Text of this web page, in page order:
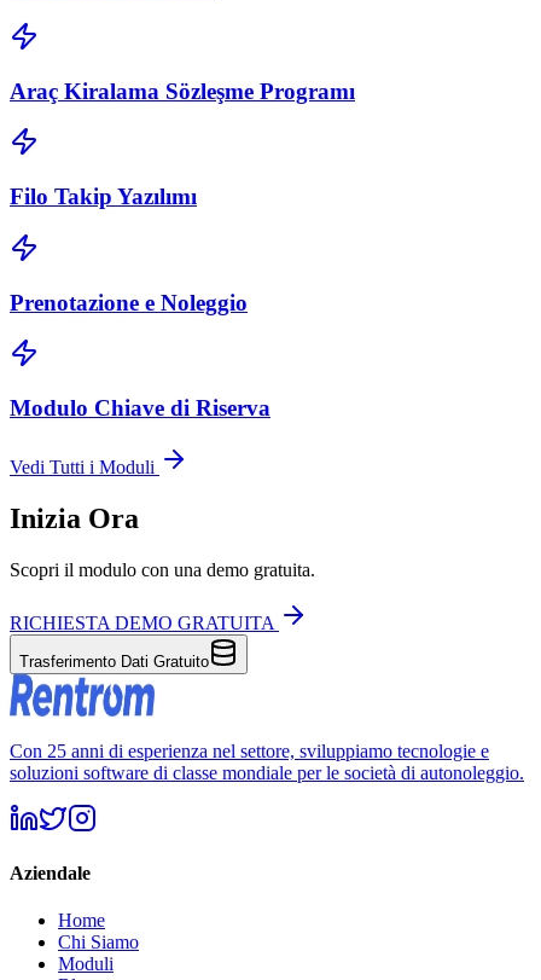
Araç Kiralama Sözleşme Programı
Filo Takip Yazılımı
Prenotazione e Noleggio
Modulo Chiave di Riserva
Vedi Tutti i Moduli
Inizia Ora
Scopri il modulo con una demo gratuita.
RICHIESTA DEMO GRATUITA
Trasferimento Dati Gratuito
Con 25 anni di esperienza nel settore, sviluppiamo tecnologie e
soluzioni software di classe mondiale per le società di autonoleggio.
Aziendale
Home
Chi Siamo
Moduli